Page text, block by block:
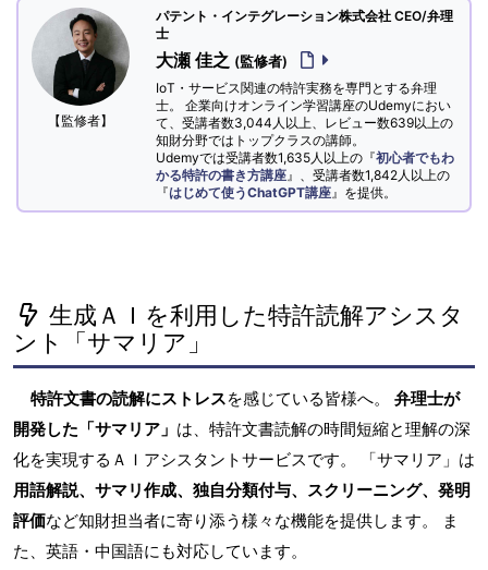
【監修者】
パテント・インテグレーション株式会社 CEO/弁理
士
大瀬 佳之 (監修者)
IoT・サービス関連の特許実務を専門とする弁理
士。 企業向けオンライン学習講座のUdemyにおい
て、受講者数3,044人以上、レビュー数639以上の
知財分野ではトップクラスの講師。
Udemyでは受講者数1,635人以上の『初心者でもわ
かる特許の書き方講座 』、受講者数1,842人以上の
『はじめて使うChatGPT講座 』を提供。
生成ＡＩを利用した特許読解アシスタ
ント「サマリア」
特許文書の読解にストレスを感じている皆様へ。 弁理士が
開発した「サマリア」 は、特許文書読解の時間短縮と理解の深
化を実現するＡＩアシスタントサービスです。 「サマリア」は
用語解説、サマリ作成、独自分類付与、スクリーニング、発明
評価など知財担当者に寄り添う様々な機能を提供します。 ま
た、英語・中国語にも対応しています。